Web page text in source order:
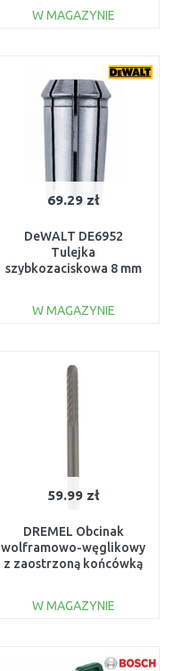
W MAGAZYNIE
Do porównania
69.29 zł
DeWALT DE6952
Tulejka
szybkozaciskowa 8 mm
W MAGAZYNIE
Do porównania
59.99 zł
DREMEL Obcinak
wolframowo-węglikowy
z zaostrzoną końcówką
W MAGAZYNIE
Do porównania